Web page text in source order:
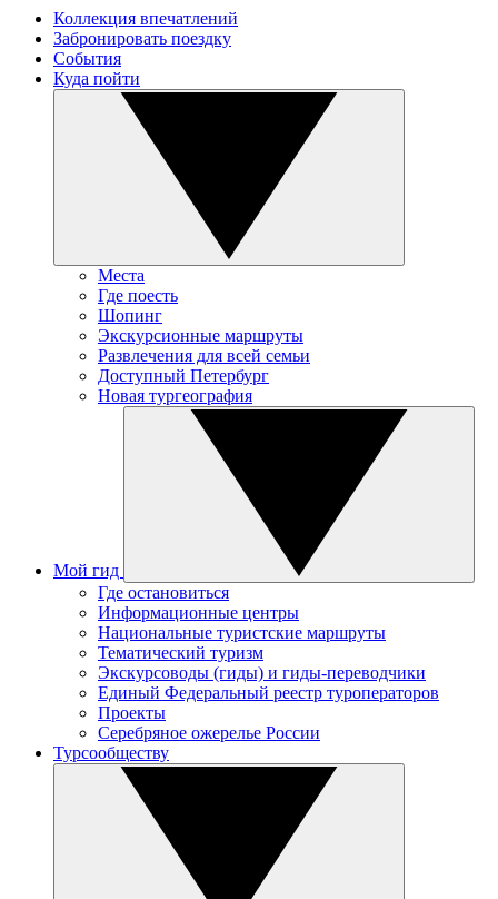
Коллекция впечатлений
Забронировать поездку
События
Куда пойти
Места
Где поесть
Шопинг
Экскурсионные маршруты
Развлечения для всей семьи
Доступный Петербург
Новая тургеография
Мой гид
Где остановиться
Информационные центры
Национальные туристские маршруты
Тематический туризм
Экскурсоводы (гиды) и гиды-переводчики
Единый Федеральный реестр туроператоров
Проекты
Серебряное ожерелье России
Турсообществу